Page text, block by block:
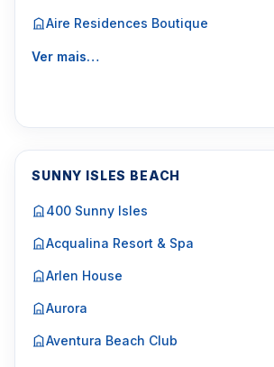
Aire Residences Boutique
Ver mais…
SUNNY ISLES BEACH
400 Sunny Isles
Acqualina Resort & Spa
Arlen House
Aurora
Aventura Beach Club